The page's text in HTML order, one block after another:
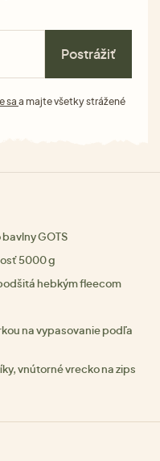
Postrážiť
sa a majte všetky strážené
GOTS
5000 g
hebkým fleecom
na vypasovanie podľa
vnútorné vrecko na zips